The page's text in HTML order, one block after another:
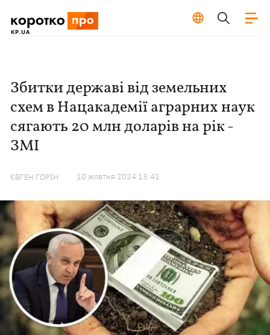
Збитки державі від земельних
схем в Нацакадемії аграрних наук
сягають 20 млн доларів на рік -
ЗМІ
ЄВГЕН ГОРІН 10 жовтня 2024 13:41